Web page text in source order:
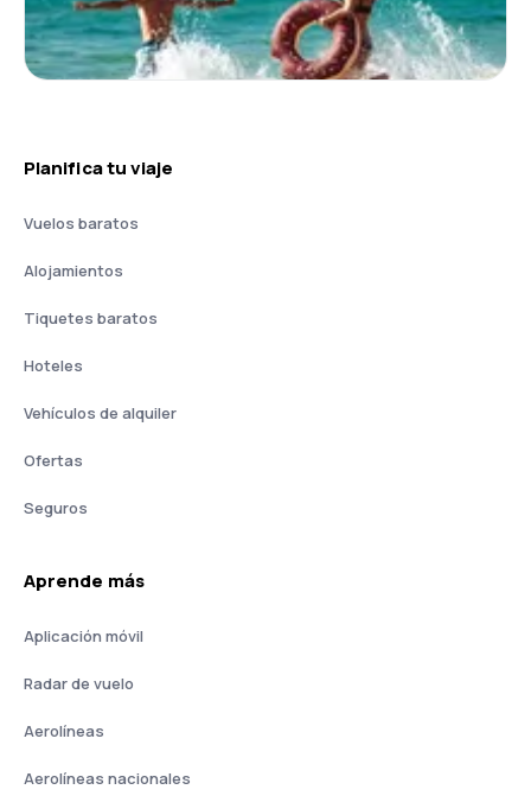
Planifica tu viaje
Vuelos baratos
Alojamientos
Tiquetes baratos
Hoteles
Vehículos de alquiler
Ofertas
Seguros
Aprende más
Aplicación móvil
Radar de vuelo
Aerolíneas
Aerolíneas nacionales